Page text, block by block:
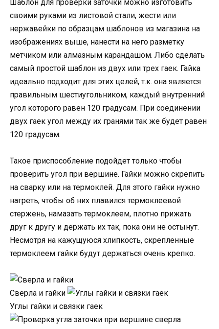
Шаблон для проверки заточки можно изготовить
своими руками из листовой стали, жести или
нержавейки по образцам шаблонов из магазина на
изображениях выше, нанести на него разметку
метчиком или алмазным карандашом. Либо сделать
самый простой шаблон из двух или трех гаек. Гайка
идеально подходит для этих целей, т.к. она является
правильным шестиугольником, каждый внутренний
угол которого равен 120 градусам. При соединении
двух гаек угол между их гранями так же будет равен
120 градусам.
Такое приспособление подойдет только чтобы
проверить угол при вершине. Гайки можно скрепить
на сварку или на термоклей. Для этого гайки нужно
нагреть, чтобы об них плавился термоклеевой
стержень, намазать термоклеем, плотно прижать
друг к другу и держать их так, пока они не остынут.
Несмотря на кажущуюся хлипкость, скрепленные
термоклеем гайки будут держаться очень крепко.
Сверла и гайки
Углы гайки и связки гаек